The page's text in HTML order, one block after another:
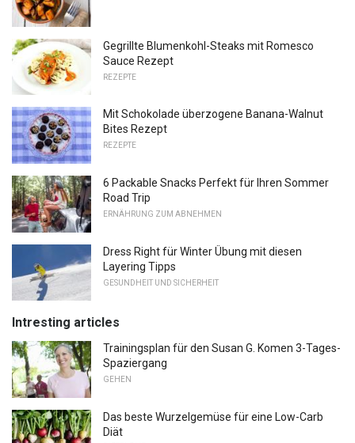
Gegrillte Blumenkohl-Steaks mit Romesco
Sauce Rezept
REZEPTE
Mit Schokolade überzogene Banana-Walnut
Bites Rezept
REZEPTE
6 Packable Snacks Perfekt für Ihren Sommer
Road Trip
ERNÄHRUNG ZUM ABNEHMEN
Dress Right für Winter Übung mit diesen
Layering Tipps
GESUNDHEIT UND SICHERHEIT
Intresting articles
Trainingsplan für den Susan G. Komen 3-Tages-
Spaziergang
GEHEN
Das beste Wurzelgemüse für eine Low-Carb
Diät